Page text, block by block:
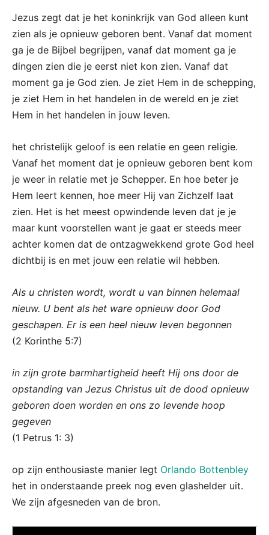
Jezus zegt dat je het koninkrijk van God alleen kunt
zien als je opnieuw geboren bent. Vanaf dat moment
ga je de Bijbel begrijpen, vanaf dat moment ga je
dingen zien die je eerst niet kon zien. Vanaf dat
moment ga je God zien. Je ziet Hem in de schepping,
je ziet Hem in het handelen in de wereld en je ziet
Hem in het handelen in jouw leven.
het christelijk geloof is een relatie en geen religie.
Vanaf het moment dat je opnieuw geboren bent kom
je weer in relatie met je Schepper. En hoe beter je
Hem leert kennen, hoe meer Hij van Zichzelf laat
zien. Het is het meest opwindende leven dat je je
maar kunt voorstellen want je gaat er steeds meer
achter komen dat de ontzagwekkend grote God heel
dichtbij is en met jouw een relatie wil hebben.
Als u christen wordt, wordt u van binnen helemaal
nieuw. U bent als het ware opnieuw door God
geschapen. Er is een heel nieuw leven begonnen
(2 Korinthe 5:7)
in zijn grote barmhartigheid heeft Hij ons door de
opstanding van Jezus Christus uit de dood opnieuw
geboren doen worden en ons zo levende hoop
gegeven
(1 Petrus 1: 3)
op zijn enthousiaste manier legt Orlando Bottenbley
het in onderstaande preek nog even glashelder uit.
We zijn afgesneden van de bron.